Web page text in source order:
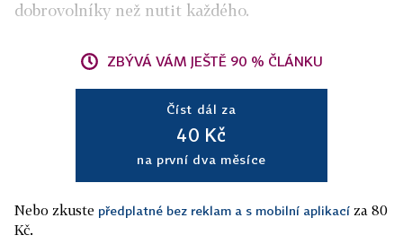
dobrovolníky než nutit každého.
ZBÝVÁ VÁM JEŠTĚ 90 % ČLÁNKU
Číst dál za
40 Kč
na první dva měsíce
Nebo zkuste předplatné bez reklam a s mobilní aplikací za 80
Kč.